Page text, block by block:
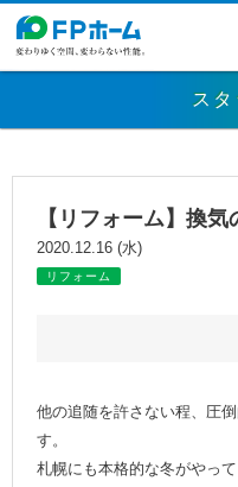
スタ
【リフォーム】換気
2020.12.16 (水)
リフォーム
他の追随を許さない程、圧
す。
札幌にも本格的な冬がやっ